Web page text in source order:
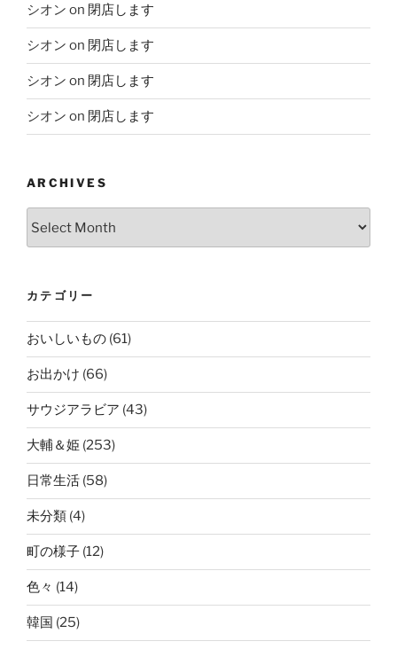
シオン on 閉店します
シオン on 閉店します
シオン on 閉店します
シオン on 閉店します
ARCHIVES
カテゴリー
おいしいもの (61)
お出かけ (66)
サウジアラビア (43)
大輔＆姫 (253)
日常生活 (58)
未分類 (4)
町の様子 (12)
色々 (14)
韓国 (25)